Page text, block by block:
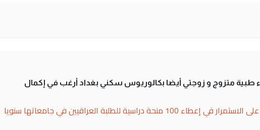
طبية متزوج و زوجتي أيضا بكالوريوس سكني بغداد أرغب في إكمال
منحة دراسية للطلبة العراقيين في جامعاتها سنويا